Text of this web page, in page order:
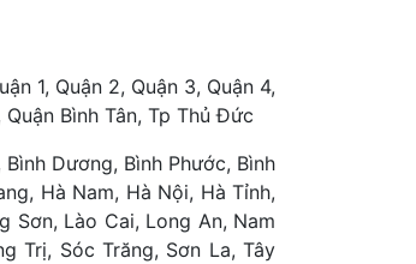
1, Quận 2, Quận 3, Quận 4,
Quận Bình Tân, Tp Thủ Đức
Dương, Bình Phước, Bình
Hà Nam, Hà Nội, Hà Tỉnh,
Sơn, Lào Cai, Long An, Nam
Trị, Sóc Trăng, Sơn La, Tây